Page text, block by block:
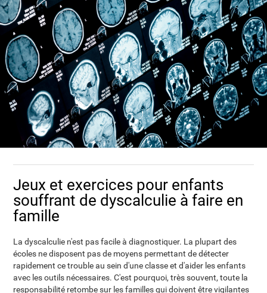
Jeux et exercices pour enfants
souffrant de dyscalculie à faire en
famille
La dyscalculie n'est pas facile à diagnostiquer. La plupart des
écoles ne disposent pas de moyens permettant de détecter
rapidement ce trouble au sein d'une classe et d'aider les enfants
avec les outils nécessaires. C'est pourquoi, très souvent, toute la
responsabilité retombe sur les familles qui doivent être vigilantes